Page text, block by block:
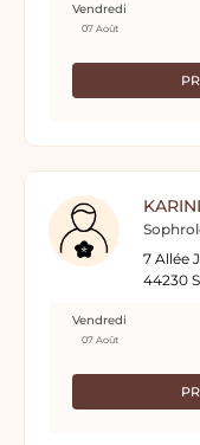
Vendredi
07 Août
7 Allée
44230
Vendredi
07 Août